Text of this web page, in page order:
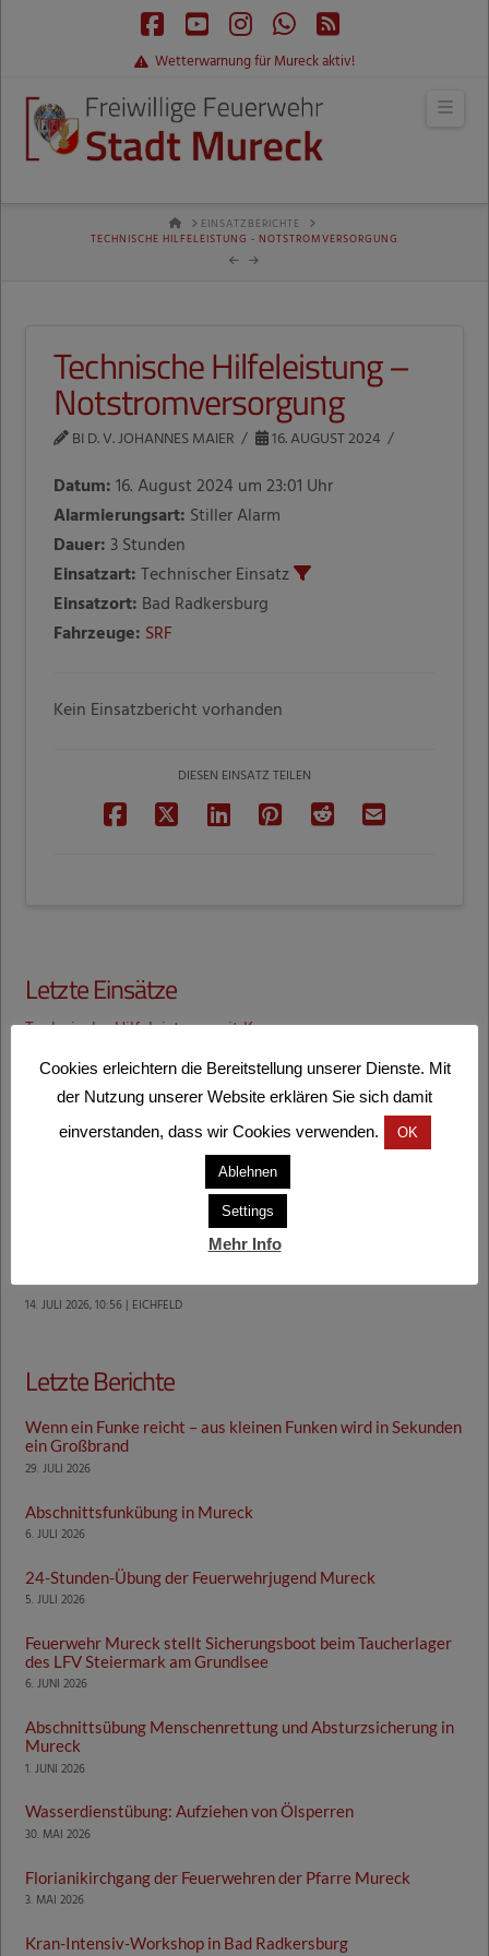
Facebook
YouTube
Instagram
Whatsapp
RSS
Wetterwarnung für Mureck aktiv!
HOMEEINSATZBERICHTE
TECHNISCHE HILFELEISTUNG - NOTSTROMVERSORGUNG
Technische Hilfeleistung –
Notstromversorgung
BI D. V. JOHANNES MAIER 16. AUGUST 2024
Datum:16. August 2024 um 23:01 Uhr
Alarmierungsart: Stiller Alarm
Dauer: 3 Stunden
Einsatzart:Technischer Einsatz
Einsatzort: Bad Radkersburg
Fahrzeuge: SRF
Kein Einsatzbericht vorhanden
DIESEN EINSATZ TEILEN
Letzte Einsätze
Technische Hilfeleistung mit Kran
1. AUGUST 2026, 8:29 | GOSDORF
Technische Hilfeleistung mit Kran
20. JULI 2026, 18:28 | MURECK, AUSTRASSE
Erfolgreiche Suchaktion in Mureck
14. JULI 2026, 10:56 | EICHFELD
Letzte Berichte
Wenn ein Funke reicht – aus kleinen Funken wird in Sekunden
ein Großbrand
29. JULI 2026
Abschnittsfunkübung in Mureck
6. JULI 2026
24-Stunden-Übung der Feuerwehrjugend Mureck
5. JULI 2026
Feuerwehr Mureck stellt Sicherungsboot beim Taucherlager
des LFV Steiermark am Grundlsee
6. JUNI 2026
Abschnittsübung Menschenrettung und Absturzsicherung in
Mureck
1. JUNI 2026
Wasserdienstübung: Aufziehen von Ölsperren
30. MAI 2026
Florianikirchgang der Feuerwehren der Pfarre Mureck
3. MAI 2026
Kran-Intensiv-Workshop in Bad Radkersburg
Cookies erleichtern die Bereitstellung unserer Dienste. Mit
der Nutzung unserer Website erklären Sie sich damit
einverstanden, dass wir Cookies verwenden.
OK
Ablehnen
Settings
Mehr Info